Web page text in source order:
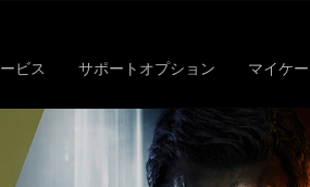
ビス サポートオプション マイケー